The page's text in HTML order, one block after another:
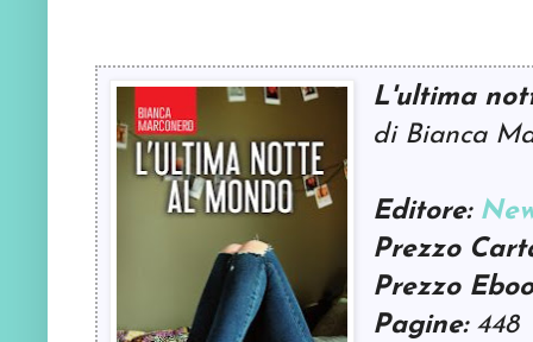
L'ultima
di Bianca
Editore:
Prezzo
Prezzo
Pagine: 448